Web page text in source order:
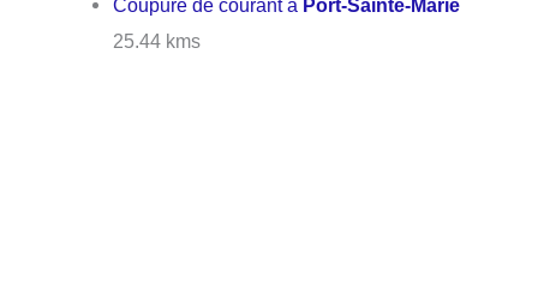
Coupure de courant à Port-Sainte-Marie
25.44 kms